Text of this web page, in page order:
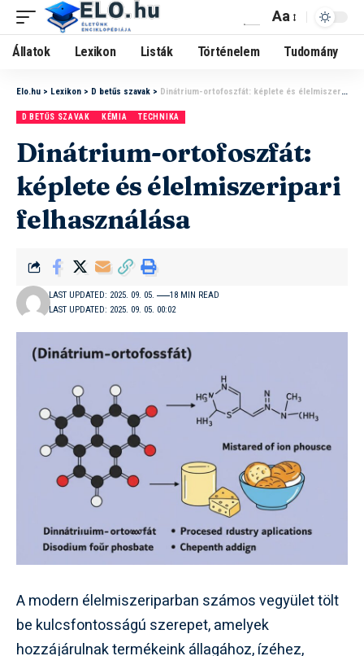
Aa
Állatok Lexikon Listák Történelem Tudomány
Elo.hu > Lexikon > D betűs szavak > Dinátrium-ortofoszfát: képlete és élelmiszeripari felhasználása
D BETŰS SZAVAK KÉMIA TECHNIKA
Dinátrium-ortofoszfát:
képlete és élelmiszeripari
felhasználása
LAST UPDATED: 2025. 09. 05. 00:02
LAST UPDATED: 2025. 09. 05. 18 MIN READ
A modern élelmiszeriparban számos vegyület tölt
be kulcsfontosságú szerepet, amelyek
hozzájárulnak termékeink állagához, ízéhez,